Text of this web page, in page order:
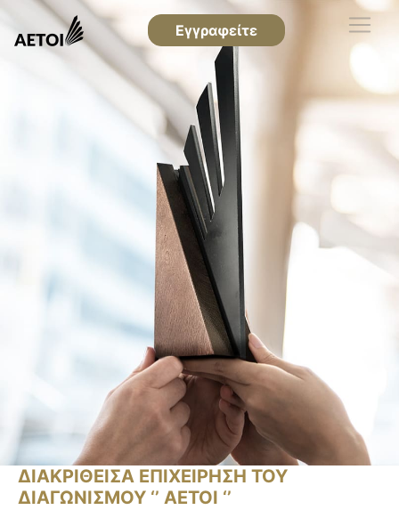
Εγγραφείτε
ΔΙΑΚΡΙΘΕΙΣΑ ΕΠΙΧΕΙΡΗΣΗ ΤΟΥ
ΔΙΑΓΩΝΙΣΜΟΥ ‘’ ΑΕΤΟΙ ‘’